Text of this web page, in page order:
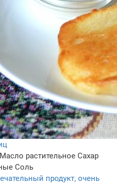
Масло растительное Сахар
Соль
продукт, очень